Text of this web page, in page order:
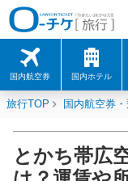
国内航空券 国内ホテル
旅行TOP 国内航空券
とかち帯広